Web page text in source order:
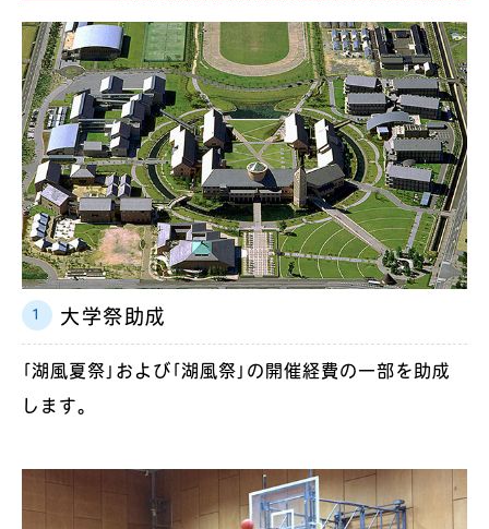
大学祭助成
｢湖風夏祭｣および｢湖風祭｣の開催経費の一部を助成
します。